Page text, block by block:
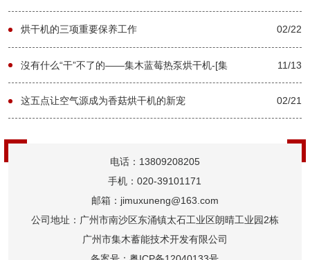
烘干机的三项重要保养工作 02/22
沒有什么“干”不了的——集木蓝莓热泵烘干机-[集
木烘干]
11/13
这五点让空气源成为香菇烘干机的新宠 02/21
电话：13809208205
手机：020-39101171
邮箱：jimuxuneng@163.com
公司地址：广州市南沙区东涌镇太石工业区朗晴工业园2栋
广州市集木蓄能技术开发有限公司